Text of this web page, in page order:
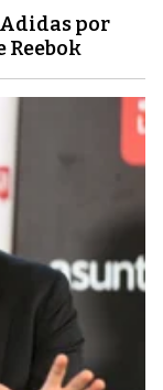
por
Reebok